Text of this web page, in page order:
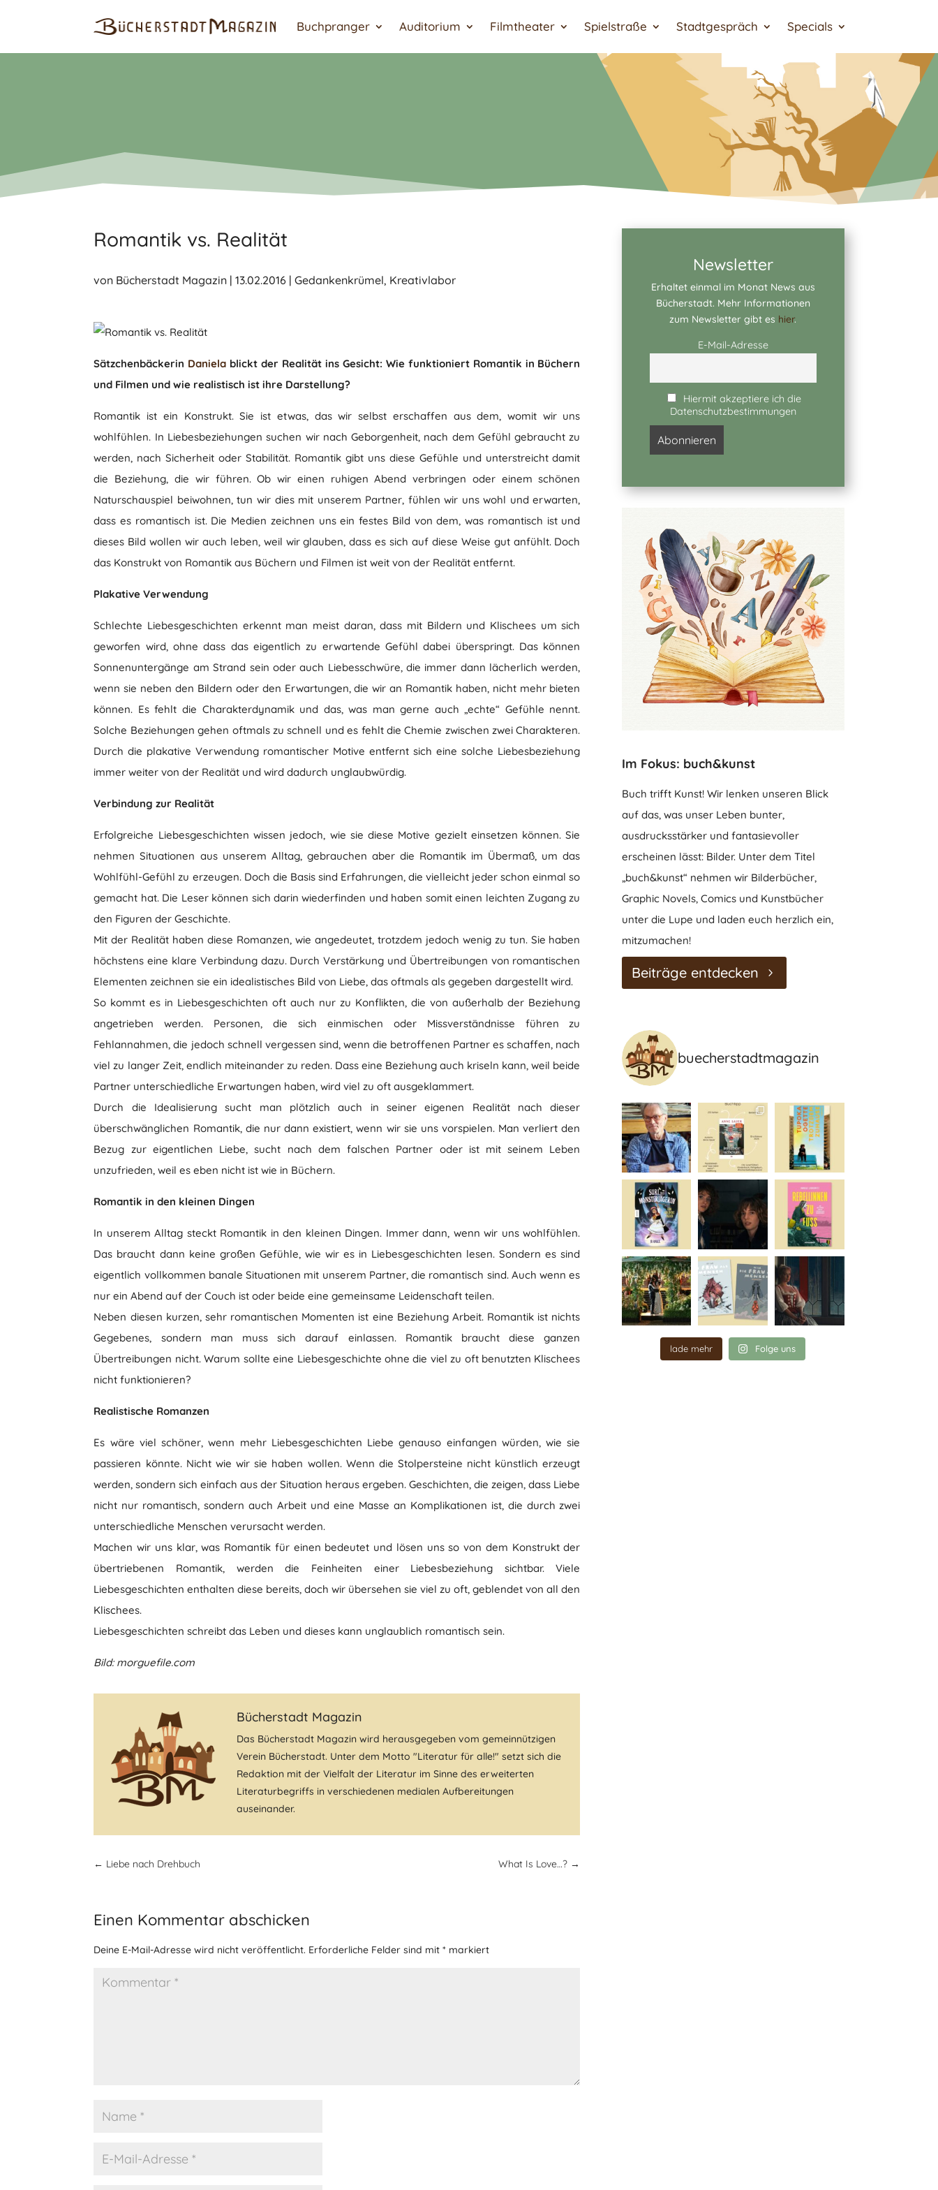
Buchpranger Auditorium Filmtheater Spielstraße Stadtgespräch Specials
Romantik vs. Realität
von Bücherstadt Magazin |13.02.2016 |Gedankenkrümel, Kreativlabor
Sätzchenbäckerin Daniela blickt der Realität ins Gesicht: Wie funktioniert Romantik in Büchern
und Filmen und wie realistisch ist ihre Darstellung?
Romantik ist ein Konstrukt. Sie ist etwas, das wir selbst erschaffen aus dem, womit wir uns
wohlfühlen. In Liebesbeziehungen suchen wir nach Geborgenheit, nach dem Gefühl gebraucht zu
werden, nach Sicherheit oder Stabilität. Romantik gibt uns diese Gefühle und unterstreicht damit
die Beziehung, die wir führen. Ob wir einen ruhigen Abend verbringen oder einem schönen
Naturschauspiel beiwohnen, tun wir dies mit unserem Partner, fühlen wir uns wohl und erwarten,
dass es romantisch ist. Die Medien zeichnen uns ein festes Bild von dem, was romantisch ist und
dieses Bild wollen wir auch leben, weil wir glauben, dass es sich auf diese Weise gut anfühlt. Doch
das Konstrukt von Romantik aus Büchern und Filmen ist weit von der Realität entfernt.
Plakative Verwendung
Schlechte Liebesgeschichten erkennt man meist daran, dass mit Bildern und Klischees um sich
geworfen wird, ohne dass das eigentlich zu erwartende Gefühl dabei überspringt. Das können
Sonnenuntergänge am Strand sein oder auch Liebesschwüre, die immer dann lächerlich werden,
wenn sie neben den Bildern oder den Erwartungen, die wir an Romantik haben, nicht mehr bieten
können. Es fehlt die Charakterdynamik und das, was man gerne auch „echte“ Gefühle nennt.
Solche Beziehungen gehen oftmals zu schnell und es fehlt die Chemie zwischen zwei Charakteren.
Durch die plakative Verwendung romantischer Motive entfernt sich eine solche Liebesbeziehung
immer weiter von der Realität und wird dadurch unglaubwürdig.
Verbindung zur Realität
Erfolgreiche Liebesgeschichten wissen jedoch, wie sie diese Motive gezielt einsetzen können. Sie
nehmen Situationen aus unserem Alltag, gebrauchen aber die Romantik im Übermaß, um das
Wohlfühl-Gefühl zu erzeugen. Doch die Basis sind Erfahrungen, die vielleicht jeder schon einmal so
gemacht hat. Die Leser können sich darin wiederfinden und haben somit einen leichten Zugang zu
den Figuren der Geschichte.
Mit der Realität haben diese Romanzen, wie angedeutet, trotzdem jedoch wenig zu tun. Sie haben
höchstens eine klare Verbindung dazu. Durch Verstärkung und Übertreibungen von romantischen
Elementen zeichnen sie ein idealistisches Bild von Liebe, das oftmals als gegeben dargestellt wird.
So kommt es in Liebesgeschichten oft auch nur zu Konflikten, die von außerhalb der Beziehung
angetrieben werden. Personen, die sich einmischen oder Missverständnisse führen zu
Fehlannahmen, die jedoch schnell vergessen sind, wenn die betroffenen Partner es schaffen, nach
viel zu langer Zeit, endlich miteinander zu reden. Dass eine Beziehung auch kriseln kann, weil beide
Partner unterschiedliche Erwartungen haben, wird viel zu oft ausgeklammert.
Durch die Idealisierung sucht man plötzlich auch in seiner eigenen Realität nach dieser
überschwänglichen Romantik, die nur dann existiert, wenn wir sie uns vorspielen. Man verliert den
Bezug zur eigentlichen Liebe, sucht nach dem falschen Partner oder ist mit seinem Leben
unzufrieden, weil es eben nicht ist wie in Büchern.
Romantik in den kleinen Dingen
In unserem Alltag steckt Romantik in den kleinen Dingen. Immer dann, wenn wir uns wohlfühlen.
Das braucht dann keine großen Gefühle, wie wir es in Liebesgeschichten lesen. Sondern es sind
eigentlich vollkommen banale Situationen mit unserem Partner, die romantisch sind. Auch wenn es
nur ein Abend auf der Couch ist oder beide eine gemeinsame Leidenschaft teilen.
Neben diesen kurzen, sehr romantischen Momenten ist eine Beziehung Arbeit. Romantik ist nichts
Gegebenes, sondern man muss sich darauf einlassen. Romantik braucht diese ganzen
Übertreibungen nicht. Warum sollte eine Liebesgeschichte ohne die viel zu oft benutzten Klischees
nicht funktionieren?
Realistische Romanzen
Es wäre viel schöner, wenn mehr Liebesgeschichten Liebe genauso einfangen würden, wie sie
passieren könnte. Nicht wie wir sie haben wollen. Wenn die Stolpersteine nicht künstlich erzeugt
werden, sondern sich einfach aus der Situation heraus ergeben. Geschichten, die zeigen, dass Liebe
nicht nur romantisch, sondern auch Arbeit und eine Masse an Komplikationen ist, die durch zwei
unterschiedliche Menschen verursacht werden.
Machen wir uns klar, was Romantik für einen bedeutet und lösen uns so von dem Konstrukt der
übertriebenen Romantik, werden die Feinheiten einer Liebesbeziehung sichtbar. Viele
Liebesgeschichten enthalten diese bereits, doch wir übersehen sie viel zu oft, geblendet von all den
Klischees.
Liebesgeschichten schreibt das Leben und dieses kann unglaublich romantisch sein.
Bild: morguefile.com
Bücherstadt Magazin
Das Bücherstadt Magazin wird herausgegeben vom gemeinnützigen
Verein Bücherstadt. Unter dem Motto "Literatur für alle!" setzt sich die
Redaktion mit der Vielfalt der Literatur im Sinne des erweiterten
Literaturbegriffs in verschiedenen medialen Aufbereitungen
auseinander.
← Liebe nach Drehbuch What Is Love…? →
Einen Kommentar abschicken
Deine E-Mail-Adresse wird nicht veröffentlicht. Erforderliche Felder sind mit* markiert
Newsletter
Erhaltet einmal im Monat News aus
Bücherstadt. Mehr Informationen
zum Newsletter gibt es hier.
E-Mail-Adresse
Hiermit akzeptiere ich die
Datenschutzbestimmungen
Im Fokus: buch&kunst
Buch trifft Kunst! Wir lenken unseren Blick
auf das, was unser Leben bunter,
ausdrucksstärker und fantasievoller
erscheinen lässt: Bilder. Unter dem Titel
„buch&kunst“ nehmen wir Bilderbücher,
Graphic Novels, Comics und Kunstbücher
unter die Lupe und laden euch herzlich ein,
mitzumachen!
Beiträge entdecken
buecherstadtmagazin
lade mehr Folge uns